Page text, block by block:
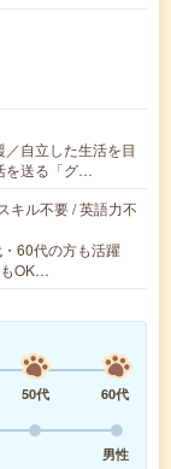
自立した生活を目
を送る「グ…
キル不要 / 英語力不
60代の方も活躍
もOK…
50代
60代
男性